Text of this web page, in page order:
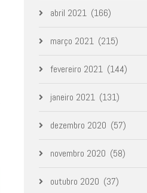
abril 2021 (166)
março 2021 (215)
fevereiro 2021 (144)
janeiro 2021 (131)
dezembro 2020 (57)
novembro 2020 (58)
outubro 2020 (37)